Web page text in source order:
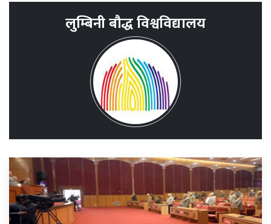
लुम्बिनी बौद्ध विश्वविद्यालय